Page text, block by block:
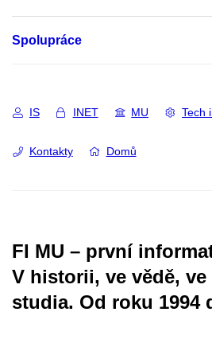
Spolupráce
IS INET MU Tech
Kontakty Domů
FI MU – první
V historii, ve vědě,
studia. Od roku 1994